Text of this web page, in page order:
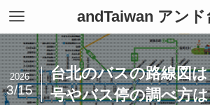
andTaiwan アンド
台北のバスの路線図
号やバス停の調べ方
2026
3/15